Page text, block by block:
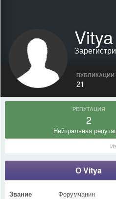
Vitya
ПУБЛИКАЦИИ
21
РЕПУТАЦИЯ
2
Нейтральная
О Vitya
Звание Форумчанин